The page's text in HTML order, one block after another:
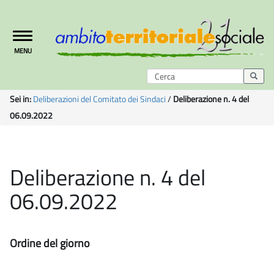
Toggle
navigation
MENU
Sei in:Deliberazioni del Comitato dei Sindaci/Deliberazione n. 4 del
06.09.2022
Deliberazione n. 4 del
06.09.2022
Ordine del giorno